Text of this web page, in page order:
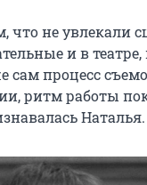
что не увлекали
и в
сам процесс
ритм работы
Наталья.